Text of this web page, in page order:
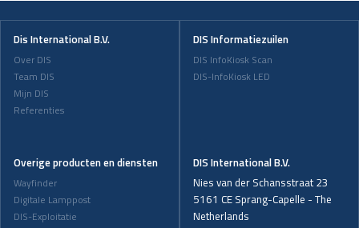
Dis International B.V.
Over DIS
Team DIS
Mijn DIS
Referenties
DIS Informatiezuilen
DIS InfoKiosk Scan
DIS-InfoKiosk LED
Overige producten en diensten
Wayfinder
Digitale Lamppost
DIS-Exploitatie
DIS International B.V.
Nies van der Schansstraat 23
5161 CE Sprang-Capelle - The
Netherlands